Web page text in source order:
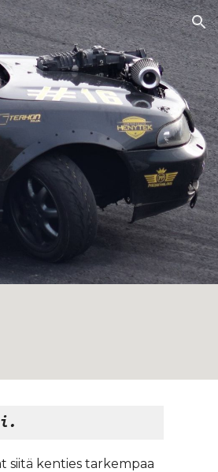
siitä kenties tarkempaa